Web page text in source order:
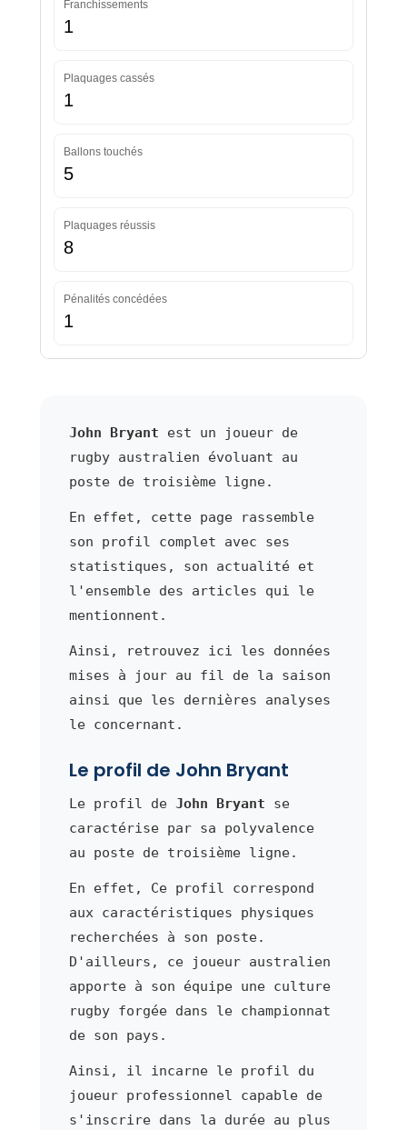
Franchissements
1
Plaquages cassés
1
Ballons touchés
5
Plaquages réussis
8
Pénalités concédées
1
John Bryant est un joueur de
rugby australien évoluant au
poste de troisième ligne.
En effet, cette page rassemble
son profil complet avec ses
statistiques, son actualité et
l'ensemble des articles qui le
mentionnent.
Ainsi, retrouvez ici les données
mises à jour au fil de la saison
ainsi que les dernières analyses
le concernant.
Le profil de John Bryant
Le profil de John Bryant se
caractérise par sa polyvalence
au poste de troisième ligne.
En effet, Ce profil correspond
aux caractéristiques physiques
recherchées à son poste.
D'ailleurs, ce joueur australien
apporte à son équipe une culture
rugby forgée dans le championnat
de son pays.
Ainsi, il incarne le profil du
joueur professionnel capable de
s'inscrire dans la durée au plus